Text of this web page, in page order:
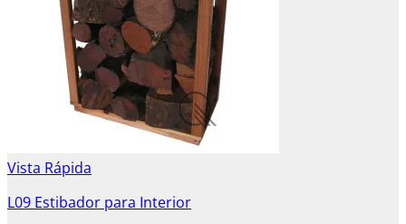
Vista Rápida
L09 Estibador para Interior